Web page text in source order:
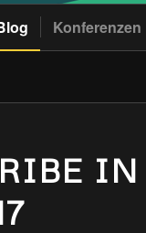
Konferenzen